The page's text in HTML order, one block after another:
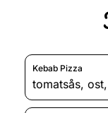
Kebab Pizza
tomatsås, ost,